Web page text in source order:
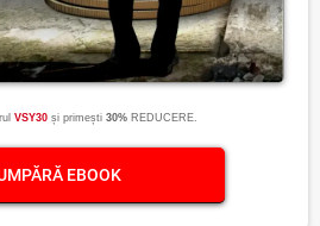
VSY30 și primești 30%REDUCERE.
EBOOK